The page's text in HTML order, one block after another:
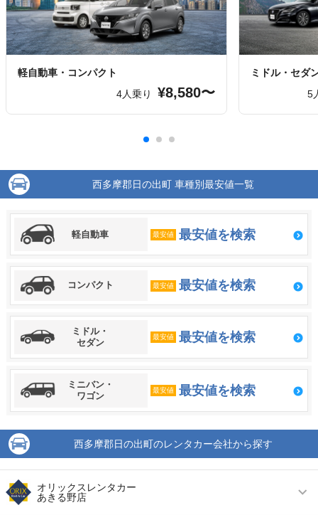
軽自動車・コンパクト
4人乗り
¥8,580〜
ミドル・セダ
5
西多摩郡日の出町 車種別最安値一覧
軽自動車 最安値 最安値を検索
コンパクト 最安値 最安値を検索
ミドル・
セダン
最安値 最安値を検索
ミニバン・
ワゴン
最安値 最安値を検索
西多摩郡日の出町のレンタカー会社から探す
オリックスレンタカー
あきる野店